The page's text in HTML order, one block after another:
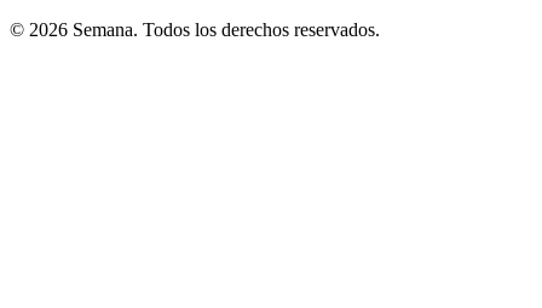
© 2026 Semana. Todos los derechos reservados.